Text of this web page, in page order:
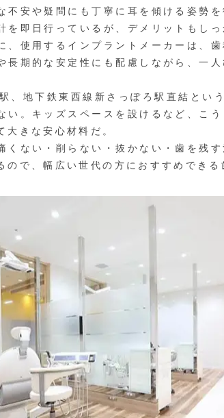
不安や疑問にも丁寧に耳を傾ける姿勢
を即日行っているが、デメリットもし
、使用するインプラントメーカーは、
長期的な安定性にも配慮しながら、一
、地下鉄東西線新さっぽろ駅直結とい
い。キッズスペースを設けるなど、こ
大きな安心材料だ。
ない・削らない・抜かない・歯を残
ので、幅広い世代の方におすすめできる